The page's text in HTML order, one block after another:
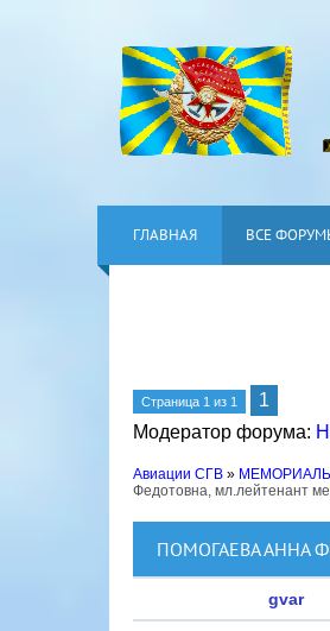
ГЛАВНАЯ ВСЕ
Страница 1 из 1
1
Модератор форума:
Авиации СГВ »
Федотовна, мл.лейтенант
ПОМОГАЕВА АННА
gvar